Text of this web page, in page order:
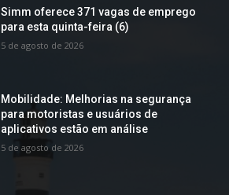
Simm oferece 371 vagas de emprego
para esta quinta-feira (6)
5 de agosto de 2026
Mobilidade: Melhorias na segurança
para motoristas e usuários de
aplicativos estão em análise
5 de agosto de 2026